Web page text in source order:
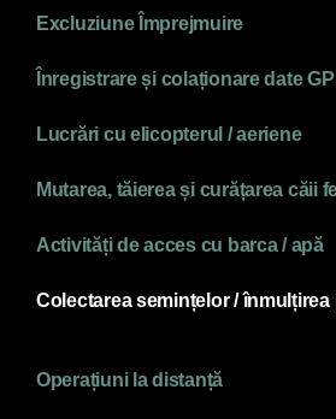
Excluziune Împrejmuire
Înregistrare și colaționare date
Lucrări cu elicopterul / aeriene
Mutarea, tăierea și curățarea căii
Activități de acces cu barca / apă
Colectarea semințelor / înmulțirea
Operațiuni la distanță